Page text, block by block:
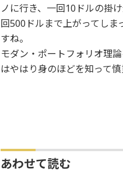
ノに行き、一回10ドルの掛
回500ドルまで上がってしま
すね。
モダン・ポートフォリオ理
はやはり身のほどを知って
あわせて読む